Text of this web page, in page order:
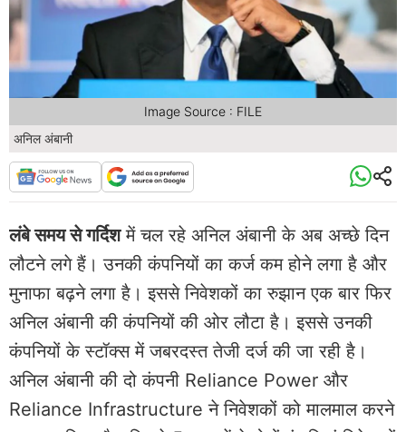
अनिल अंबानी
Image Source : FILE
लंबे समय से गर्दिशमें चल रहे अनिल अंबानी के अब अच्छे दिन
लौटने लगे हैं। उनकी कंपनियों का कर्ज कम होने लगा है और
मुनाफा बढ़ने लगा है। इससे निवेशकों का रुझान एक बार फिर
अनिल अंबानी की कंपनियों की ओर लौटा है। इससे उनकी
कंपनियों के स्टॉक्स में जबरदस्त तेजी दर्ज की जा रही है।
अनिल अंबानी की दो कंपनी Reliance Power और
Reliance Infrastructure ने निवेशकों को मालमाल करने